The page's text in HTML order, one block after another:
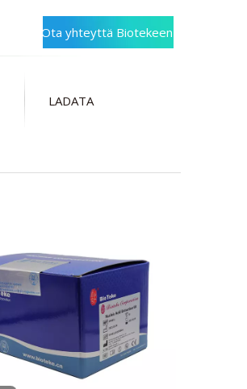
Ota yhteyttä Biotekeen
LADATA